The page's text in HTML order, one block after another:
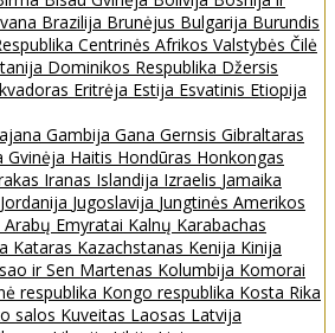
Brazilija Brunėjus Bulgarija Burundis
Centrinės Afrikos Valstybės Čilė
Dominikos Respublika Džersis
Eritrėja Estija Esvatinis Etiopija
Gambija Gana Gernsis Gibraltaras
Gvinėja Haitis Hondūras Honkongas
Iranas Islandija Izraelis Jamaika
Jordanija Jugoslavija Jungtinės Amerikos
Arabų Emyratai Kalnų Karabachas
Kataras Kazachstanas Kenija Kinija
ir Sen Martenas Kolumbija Komorai
respublika Kongo respublika Kosta Rika
salos Kuveitas Laosas Latvija